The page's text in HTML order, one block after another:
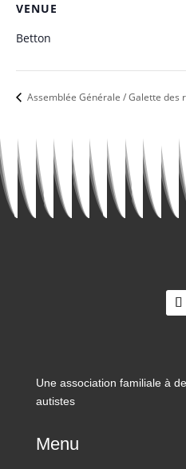
VENUE
Betton
Assemblée Générale / Galette des
Une association familiale à
autistes
Menu